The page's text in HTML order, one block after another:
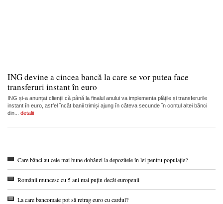
ING devine a cincea bancă la care se vor putea face
transferuri instant în euro
ING și-a anunțat clienții că până la finalul anului va implementa plățile și transferurile
instant în euro, astfel încât banii trimiși ajung în câteva secunde în contul altei bănci
din... detalii
Care bănci au cele mai bune dobânzi la depozitele în lei pentru populație?
Românii muncesc cu 5 ani mai puțin decât europenii
La care bancomate pot să retrag euro cu cardul?